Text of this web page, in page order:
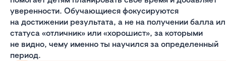
уверенности. Обучающиеся фокусируются
на достижении результата, а не на получении балла
статуса «отличник» или «хорошист», за которыми
не видно, чему именно ты научился за определенный
период.